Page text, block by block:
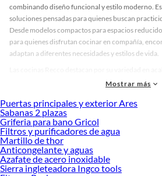
combinando diseño funcional y estilo moderno.
soluciones pensadas para quienes buscan
Desde modelos compactos para espacios
para quienes disfrutan cocinar en compañía,
adaptan a diferentes necesidades y estilos de vida.
crear ambientes únicos y personalizados. Puedes
diseño está orientado a optimizar el espacio y
traduce en comodidad y eficiencia en cada
Si buscas calidad y durabilidad, esta línea es una
modelo está pensado para ofrecer resistencia y
tu inversión se mantenga en el tiempo. Descubre
explora nuestras colecciones disponibles para
Mostrar más
Puertas principales y exterior Ares
Sabanas 2 plazas
Griferia para bano Gricol
Filtros y purificadores de agua
Martillo de thor
Anticongelante y aguas
Azafate de acero inoxidable
Sierra ingleteadora Ingco tools